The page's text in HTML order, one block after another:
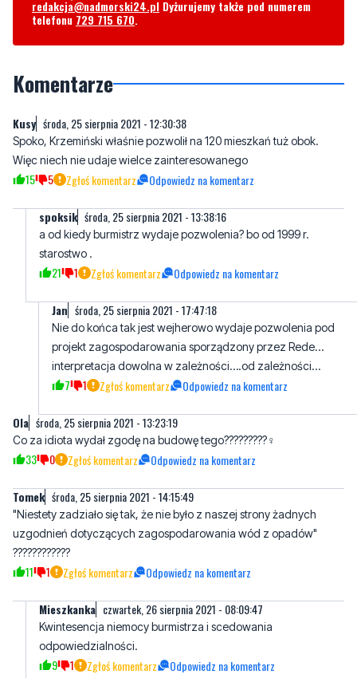
Byliście świadkami zdarzenia w naszym regionie? Chcecie
aby nasza redakcja zajęła się jakimś tematem? Czekamy na
redakcją za pośrednictwem strony facebookowej i mailowo:
telefonu729 715 670
Komentarze
Kusy środa, 25 sierpnia 2021 - 12:30:38
Więc niech nie udaje wielce zainteresowanego
5 Zgłoś komentarz Odpowiedz na komentarz
spoksik środa, 25 sierpnia 2021 - 13:38:16
starostwo .
21 1 Zgłoś komentarz Odpowiedz na komentarz
Jan środa, 25 sierpnia 2021 - 17:47:18
Nie do końca tak jest wejherowo wydaje pozwolenia pod
interpretacja dowolna w zależności….od zależności…
7 1 Zgłoś komentarz Odpowiedz na komentarz
Co za idiota wydał zgodę na budowę tego?????????‍♀️
33 0 Zgłoś komentarz Odpowiedz na komentarz
Tomek środa, 25 sierpnia 2021 - 14:15:49
"Niestety zadziało się tak, że nie było z naszej strony żadnych
????????????
1 Zgłoś komentarz Odpowiedz na komentarz
Mieszkanka czwartek, 26 sierpnia 2021 - 08:09:47